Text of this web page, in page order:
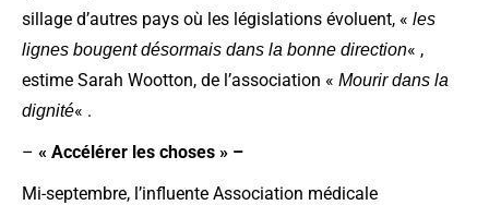
sillage d’autres pays où les législations évoluent, « les
lignes bougent désormais dans la bonne direction« ,
estime Sarah Wootton, de l’association « Mourir dans la
dignité« .
– « Accélérer les choses » –
Mi-septembre, l’influente Association médicale